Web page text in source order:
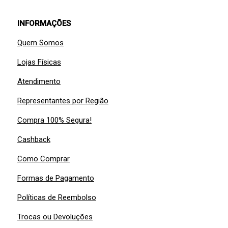
INFORMAÇÕES
Quem Somos
Lojas Físicas
Atendimento
Representantes por Região
Compra 100% Segura!
Cashback
Como Comprar
Formas de Pagamento
Políticas de Reembolso
Trocas ou Devoluções